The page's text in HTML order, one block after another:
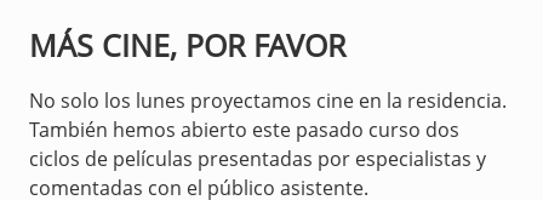
MÁS CINE, POR FAVOR
No solo los lunes proyectamos cine en la residencia.
También hemos abierto este pasado curso dos
ciclos de películas presentadas por especialistas y
comentadas con el público asistente.